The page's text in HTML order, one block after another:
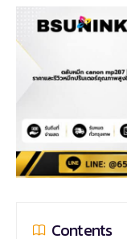
Contents